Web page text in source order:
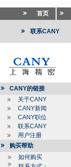
首页
联系CANY
CANY的链接
关于CANY
CANY新闻
CANY职位
联系CANY
用户注册
购买帮助
如何购买